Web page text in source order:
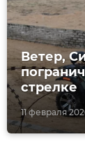
11 февраля
Ветер,
стрелке